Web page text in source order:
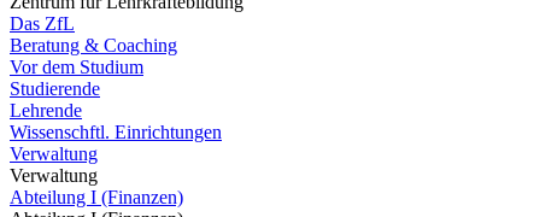
Das ZfL
Beratung & Coaching
Vor dem Studium
Studierende
Lehrende
Wissenschftl. Einrichtungen
Verwaltung
Verwaltung
Abteilung I (Finanzen)